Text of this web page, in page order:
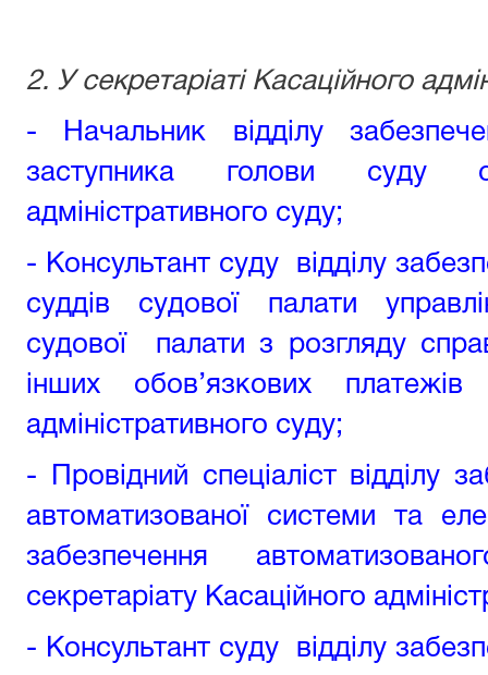
2. У секретаріаті Касаційного
- Начальник відділу
заступника голови суду
адміністративного суду;
- Консультант суду відділу
суддів судової палати
судової палати з розгляду
інших обов’язкових платежів
адміністративного суду;
- Провідний спеціаліст відділу
автоматизованої системи та
забезпечення
секретаріату Касаційного
- Консультант суду відділу